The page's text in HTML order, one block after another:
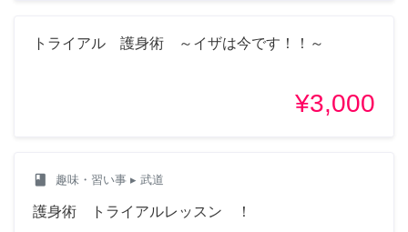
トライアル 護身術 ～イザは今です！！～
¥3,000
class 趣味・習い事 ▸ 武道
護身術 トライアルレッスン ！